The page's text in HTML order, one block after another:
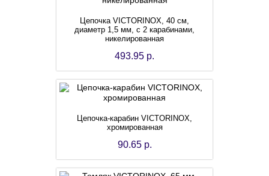
Цепочка VICTORINOX, 40 см,
диаметр 1,5 мм, с 2 карабинами,
никелированная
493.95 р.
Цепочка-карабин VICTORINOX,
хромированная
90.65 р.